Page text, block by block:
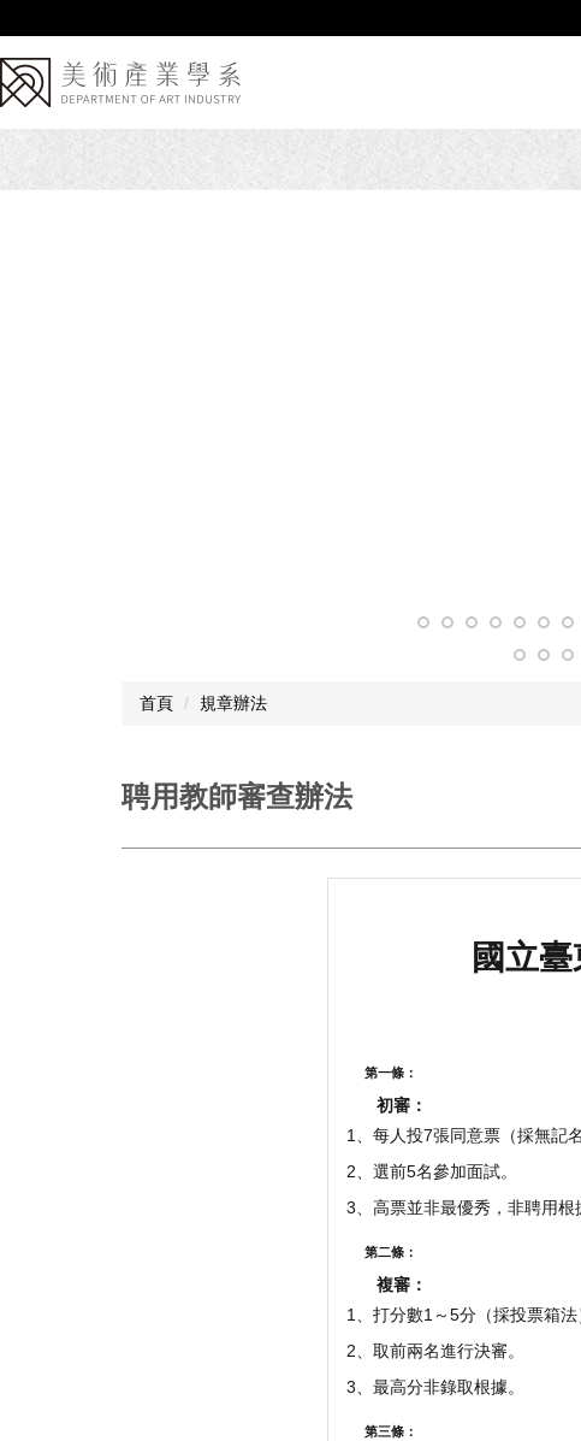
到
主
要
首頁 規章辦法
聘用教師審查辦法
國立
第一條：
初審：
1、每人投7張同意票（採無記
2、選前5名參加面試。
3、高票並非最優秀，非聘用根
第二條：
複審：
1、打分數1～5分（採投票箱法
2、取前兩名進行決審。
3、最高分非錄取根據。
第三條：